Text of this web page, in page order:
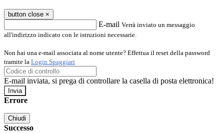
button close ×
E-mail Verrà inviato un messaggio
all'indirizzo indicato con le istruzioni necessarie.
Non hai una e-mail associata al nome utente? Effettua il reset della password
tramite la Login Spaggiari
E-mail inviata, si prega di controllare la casella di posta elettronica!
Errore
Chiudi
Successo